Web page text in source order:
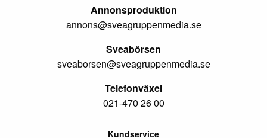
Annonsproduktion
annons@sveagruppenmedia.se
Sveabörsen
sveaborsen@sveagruppenmedia.se
Telefonväxel
021-470 26 00
Kundservice